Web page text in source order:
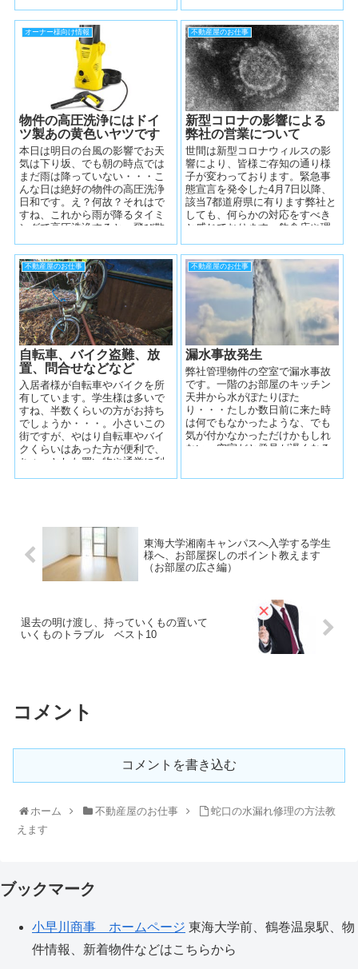
でちょっと問題...
オーナー様向け情報
物件の高圧洗浄にはドイ
ツ製あの黄色いヤツです
本日は明日の台風の影響でお天
気は下り坂、でも朝の時点では
まだ雨は降っていない・・・こ
んな日は絶好の物件の高圧洗浄
日和です。え？何故？それはで
すね、これから雨が降るタイミ
ングで高圧洗浄すると、飛び散
からです。天気...
不動産屋のお仕事
新型コロナの影響による
弊社の営業について
世間は新型コロナウィルスの影
響により、皆様ご存知の通り様
子が変わっております。緊急事
態宣言を発令した4月7日以降、
該当7都道府県に有ります弊社と
しても、何らかの対応をすべき
と感じております。飲食店や理
る業種から...
不動産屋のお仕事
自転車、バイク盗難、放
置、問合せなどなど
入居者様が自転車やバイクを所
有しています。学生様は多いで
すね、半数くらいの方がお持ち
でしょうか・・・。小さいこの
街ですが、やはり自転車やバイ
クくらいはあった方が便利で、
ちょっとした買い物や通学に利
不動産屋のお仕事
漏水事故発生
弊社管理物件の空室で漏水事故
です。一階のお部屋のキッチン
天井から水がぽたりぽた
り・・・たしか数日前に来た時
は何でもなかったような、でも
気が付かなかっただけかもしれ
ない。空室だと発見が遅くなる
東海大学湘南キャンパスへ入学する学生
様へ、お部屋探しのポイント教えます
（お部屋の広さ編）
退去の明け渡し、持っていくもの置いて
いくものトラブル ベスト10
コメント
コメントを書き込む
ホーム 不動産屋のお仕事
蛇口の水漏れ修理の方法教
えます
ブックマーク
小早川商事 ホームページ 東海大学前、鶴巻温泉駅、物
件情報、新着物件などはこちらから